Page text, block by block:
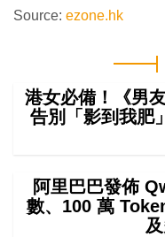
Source: ezone.hk
港女必備！《男
告別「影到我肥
阿里巴巴發佈
數、100 萬